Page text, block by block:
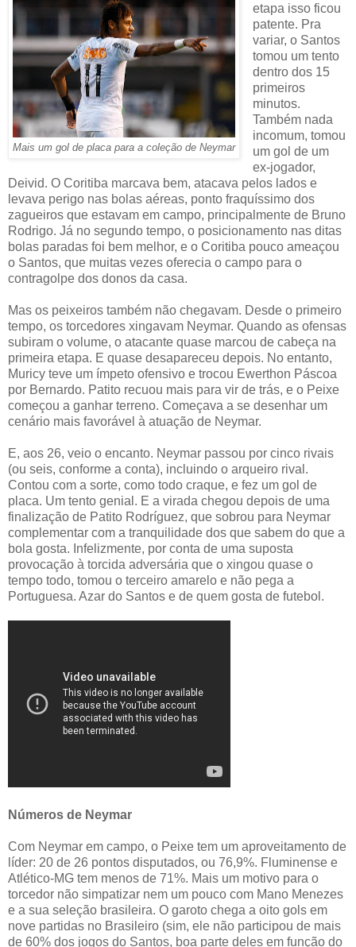
Mais um gol de placa para a coleção de Neymar
etapa isso ficou
patente. Pra
variar, o Santos
tomou um tento
dentro dos 15
primeiros
minutos.
Também nada
incomum, tomou
um gol de um
ex-jogador,
Deivid. O Coritiba marcava bem, atacava pelos lados e
levava perigo nas bolas aéreas, ponto fraquíssimo dos
zagueiros que estavam em campo, principalmente de Bruno
Rodrigo. Já no segundo tempo, o posicionamento nas ditas
bolas paradas foi bem melhor, e o Coritiba pouco ameaçou
o Santos, que muitas vezes oferecia o campo para o
contragolpe dos donos da casa.
Mas os peixeiros também não chegavam. Desde o primeiro
tempo, os torcedores xingavam Neymar. Quando as ofensas
subiram o volume, o atacante quase marcou de cabeça na
primeira etapa. E quase desapareceu depois. No entanto,
Muricy teve um ímpeto ofensivo e trocou Ewerthon Páscoa
por Bernardo. Patito recuou mais para vir de trás, e o Peixe
começou a ganhar terreno. Começava a se desenhar um
cenário mais favorável à atuação de Neymar.
E, aos 26, veio o encanto. Neymar passou por cinco rivais
(ou seis, conforme a conta), incluindo o arqueiro rival.
Contou com a sorte, como todo craque, e fez um gol de
placa. Um tento genial. E a virada chegou depois de uma
finalização de Patito Rodríguez, que sobrou para Neymar
complementar com a tranquilidade dos que sabem do que a
bola gosta. Infelizmente, por conta de uma suposta
provocação à torcida adversária que o xingou quase o
tempo todo, tomou o terceiro amarelo e não pega a
Portuguesa. Azar do Santos e de quem gosta de futebol.
Números de Neymar
Com Neymar em campo, o Peixe tem um aproveitamento de
líder: 20 de 26 pontos disputados, ou 76,9%. Fluminense e
Atlético-MG tem menos de 71%. Mais um motivo para o
torcedor não simpatizar nem um pouco com Mano Menezes
e a sua seleção brasileira. O garoto chega a oito gols em
nove partidas no Brasileiro (sim, ele não participou de mais
de 60% dos jogos do Santos, boa parte deles em função do